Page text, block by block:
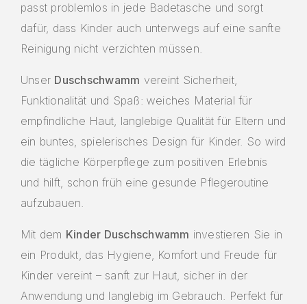
passt problemlos in jede Badetasche und sorgt
dafür, dass Kinder auch unterwegs auf eine sanfte
Reinigung nicht verzichten müssen.
Unser Duschschwamm vereint Sicherheit,
Funktionalität und Spaß: weiches Material für
empfindliche Haut, langlebige Qualität für Eltern und
ein buntes, spielerisches Design für Kinder. So wird
die tägliche Körperpflege zum positiven Erlebnis
und hilft, schon früh eine gesunde Pflegeroutine
aufzubauen.
Mit dem Kinder Duschschwamm investieren Sie in
ein Produkt, das Hygiene, Komfort und Freude für
Kinder vereint – sanft zur Haut, sicher in der
Anwendung und langlebig im Gebrauch. Perfekt für